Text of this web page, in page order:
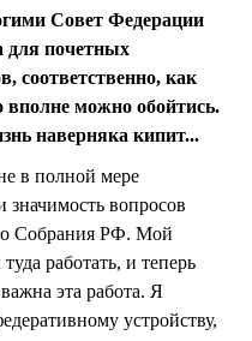
Совет Федерации
для почетных
соответственно, как
вполне можно обойтись.
наверняка кипит...
в полной мере
значимость вопросов
Собрания РФ. Мой
работать, и теперь
эта работа. Я
устройству,